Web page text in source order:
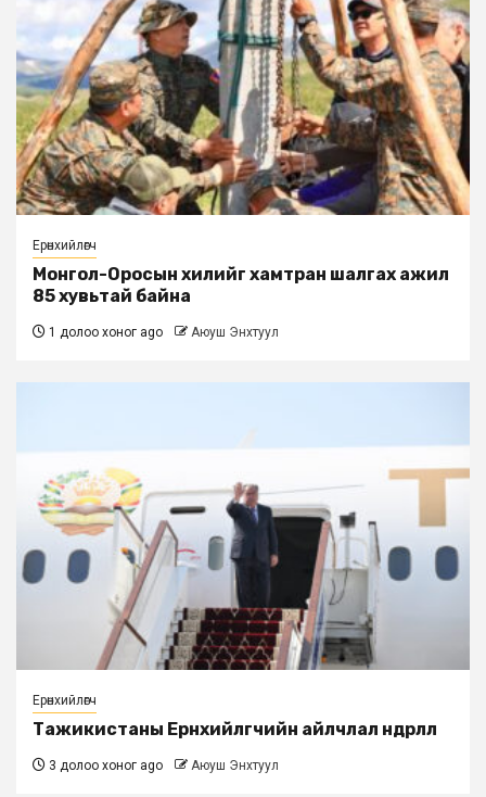
Ерөнхийлөгч
Монгол-Оросын хилийг хамтран шалгах ажил
85 хувьтай байна
1 долоо хоног ago Аюуш Энхтуул
Ерөнхийлөгч
Тажикистаны Ерөнхийлөгчийн айлчлал өндөрлөлөө
3 долоо хоног ago Аюуш Энхтуул